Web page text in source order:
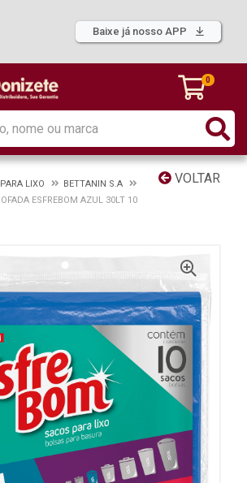
Baixe já nosso APP
0
VOLTAR
LIXO
BETTANIN S.A
ESFREBOM AZUL 30LT 10